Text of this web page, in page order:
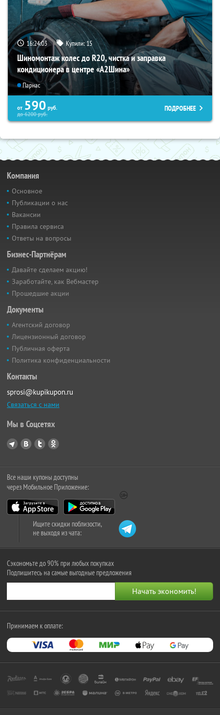
16:24:02 Купили:15
Шиномонтаж колес до R20, чистка и заправка
кондиционера в центре «A2Шина»
Парнас
от 590 руб.
до6200руб.
ПОДРОБНЕЕ
Компания
Основное
Публикации о нас
Вакансии
Правила сервиса
Ответы на вопросы
Бизнес-Партнёрам
Давайте сделаем акцию!
Заработайте, как Вебмастер
Прошедшие акции
Документы
Агентский договор
Лицензионный договор
Публичная оферта
Политика конфиденциальности
Контакты
sprosi@kupikupon.ru
Связаться с нами
Мы в Соцсетях
Все наши купоны доступны
через Мобильное Приложение:
Ищите скидки поблизости,
не выходя из чата:
Сэкономьте до 90% при любых покупках
Подпишитесь на самые выгодные предложения
Принимаем к оплате: